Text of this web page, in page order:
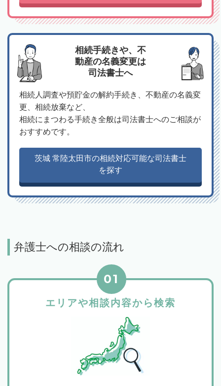
相続手続きや、不
動産の名義変更は
司法書士へ
相続人調査や預貯金の解約手続き、不動産の名義変
更、相続放棄など、
相続にまつわる手続き全般は司法書士へのご相談が
おすすめです。
茨城 常陸太田市の相続対応可能な司法書士
を探す
弁護士への相談の流れ
エリアや相談内容から検索
01